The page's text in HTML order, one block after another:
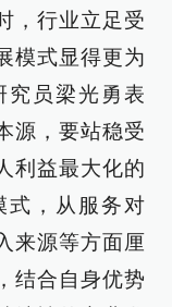
，行业立足受
模式显得更为
究员梁光勇表
源，要站稳受
利益最大化的
式，从服务对
来源等方面厘
结合自身优势